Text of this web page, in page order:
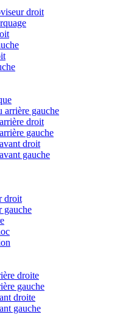
droit
arrière gauche
droit
gauche
droit
gauche
droit
gauche
droite
gauche
droite
gauche